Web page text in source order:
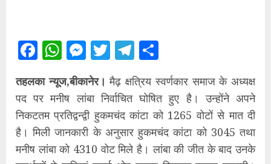
Facebook
WhatsApp
Messenger
TwitterTelegram
तहलका न्यूज,बीकानेर। मैढ़ क्षत्रिय स्वर्णकार समाज के अध्यक्ष
पद पर मनीष लांबा निर्वाचित घोषित हुए है। उन्होंने अपने
निकटतम प्रतिद्वन्द्वी हुकमचंद कांटा को 1265 वोटों से मात दी
है। मिली जानकारी के अनुसार हुकमचंद कांटा को 3045 तथा
मनीष लांबा को 4310 वोट मिले है। लांबा की जीत के बाद उनके